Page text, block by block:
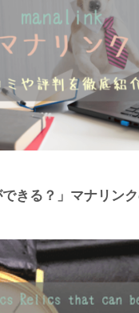
できる？」マナリン